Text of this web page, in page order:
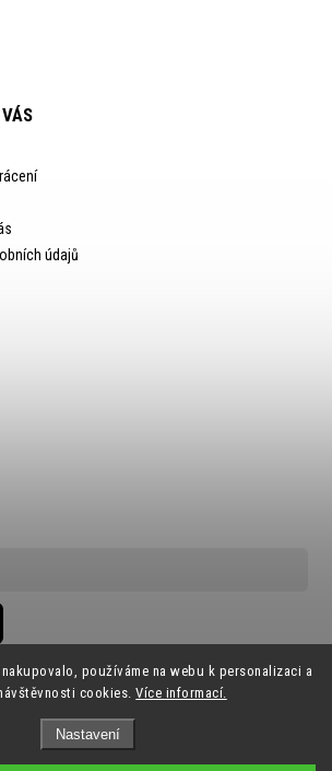
používáme na webu k personalizaci a
cookies.Více informací.
Nastavení
údajů